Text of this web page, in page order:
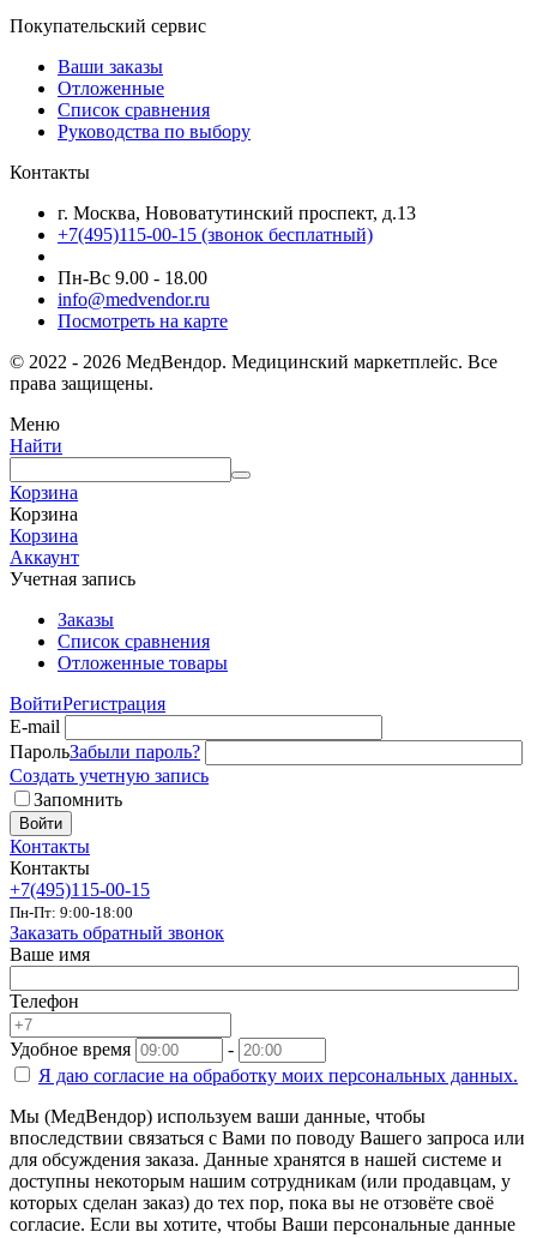
Покупательский сервис
Ваши заказы
Отложенные
Список сравнения
Руководства по выбору
Контакты
г. Москва, Нововатутинский проспект, д.13
+7(495)115-00-15 (звонок бесплатный)
Пн-Вс 9.00 - 18.00
info@medvendor.ru
Посмотреть на карте
© 2022 - 2026 МедВендор. Медицинский маркетплейс. Все
права защищены.
Меню
Найти
Корзина
Корзина
Корзина
Аккаунт
Учетная запись
Заказы
Список сравнения
Отложенные товары
ВойтиРегистрация
E-mail
ПарольЗабыли пароль?
Создать учетную запись
Запомнить
Войти
Контакты
Контакты
+7(495)115-00-15
Пн-Пт: 9:00-18:00
Заказать обратный звонок
Ваше имя
Телефон
Удобное время
-
Я даю согласие на обработку моих персональных данных.
Мы (МедВендор) используем ваши данные, чтобы
впоследствии связаться с Вами по поводу Вашего запроса или
для обсуждения заказа. Данные хранятся в нашей системе и
доступны некоторым нашим сотрудникам (или продавцам, у
которых сделан заказ) до тех пор, пока вы не отзовёте своё
согласие. Если вы хотите, чтобы Ваши персональные данные